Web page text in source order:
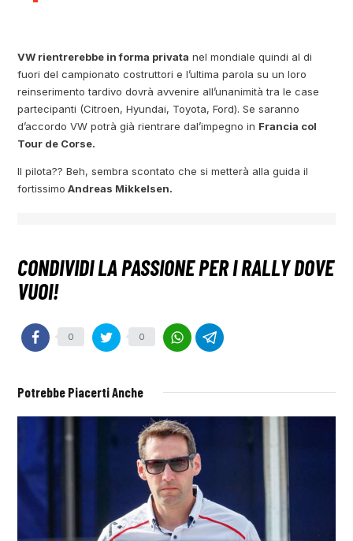
VW rientrerebbe in forma privata nel mondiale quindi al di
fuori del campionato costruttori e l’ultima parola su un loro
reinserimento tardivo dovrà avvenire all’unanimità tra le case
partecipanti (Citroen, Hyundai, Toyota, Ford). Se saranno
d’accordo VW potrà già rientrare dal’impegno in Francia col
Tour de Corse.
Il pilota?? Beh, sembra scontato che si metterà alla guida il
fortissimo Andreas Mikkelsen.
0 0
Potrebbe Piacerti Anche